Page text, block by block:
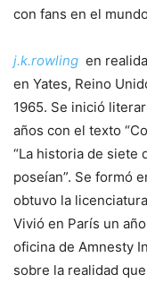
con fans en el
j.k.rowling en
en Yates, Reino
1965. Se inició
años con el texto
“La historia de siete
poseían”. Se formó
obtuvo la
Vivió en París un
oficina de Amnesty
sobre la realidad